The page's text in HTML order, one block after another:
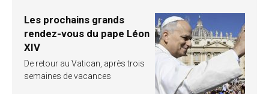
Les prochains grands
rendez-vous du pape Léon
XIV
De retour au Vatican, après trois
semaines de vacances